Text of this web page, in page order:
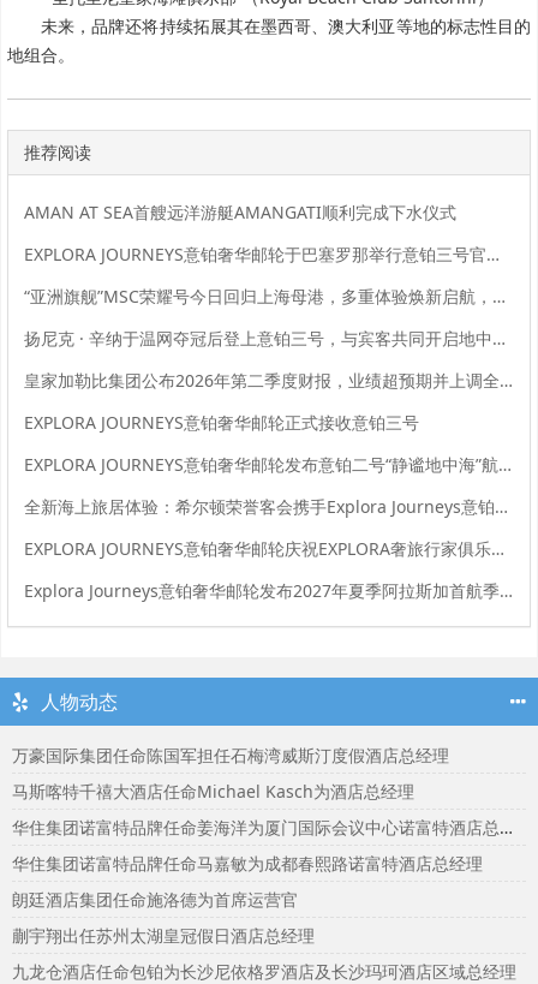
未来，品牌还将持续拓展其在墨西哥、澳大利亚等地的标志性目的
地组合。
推荐阅读
AMAN AT SEA首艘远洋游艇AMANGATI顺利完成下水仪式
EXPLORA JOURNEYS意铂奢华邮轮于巴塞罗那举行意铂三号官方命名仪式
“亚洲旗舰”MSC荣耀号今日回归上海母港，多重体验焕新启航，金秋航次持续热销中
扬尼克 · 辛纳于温网夺冠后登上意铂三号，与宾客共同开启地中海序章之旅
皇家加勒比集团公布2026年第二季度财报，业绩超预期并上调全年业绩指引
EXPLORA JOURNEYS意铂奢华邮轮正式接收意铂三号
EXPLORA JOURNEYS意铂奢华邮轮发布意铂二号“静谧地中海”航季臻选美馔、海洋养修与文化体验
全新海上旅居体验：希尔顿荣誉客会携手Explora Journeys意铂奢华邮轮重磅推出全新臻奢海洋之旅奖励计划
EXPLORA JOURNEYS意铂奢华邮轮庆祝EXPLORA奢旅行家俱乐部成立一周年
Explora Journeys意铂奢华邮轮发布2027年夏季阿拉斯加首航季精选目的地体验
人物动态
万豪国际集团任命陈国军担任石梅湾威斯汀度假酒店总经理
马斯喀特千禧大酒店任命Michael Kasch为酒店总经理
华住集团诺富特品牌任命姜海洋为厦门国际会议中心诺富特酒店总经理
华住集团诺富特品牌任命马嘉敏为成都春熙路诺富特酒店总经理
朗廷酒店集团任命施洛德为首席运营官
蒯宇翔出任苏州太湖皇冠假日酒店总经理
九龙仓酒店任命包铂为长沙尼依格罗酒店及长沙玛珂酒店区域总经理